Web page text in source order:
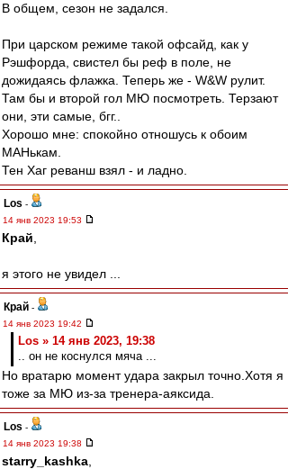
В общем, сезон не задался.
При царском режиме такой офсайд, как у
Рэшфорда, свистел бы реф в поле, не
дожидаясь флажка. Теперь же - W&W рулит.
Там бы и второй гол МЮ посмотреть. Терзают
они, эти самые, бгг..
Хорошо мне: спокойно отношусь к обоим
МАНькам.
Тен Хаг реванш взял - и ладно.
Los -
14 янв 2023 19:53
Край
я этого не увидел ...
Край -
14 янв 2023 19:42
Los » 14 янв 2023, 19:38
.. он не коснулся мяча ...
Но вратарю момент удара закрыл точно.Хотя я
тоже за МЮ из-за тренера-аяксида.
Los -
14 янв 2023 19:38
starry_kashka